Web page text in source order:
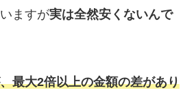
ますが実は全然安くないんで
最大2倍以上の金額の差があり